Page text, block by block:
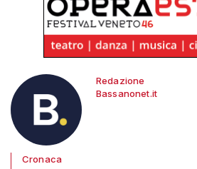
Redazione
Bassanonet.it
Cronaca